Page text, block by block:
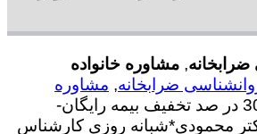
, مشاوره خانواده
ضرابخانه, مشاوره
با30 در صد تخفیف بیمه رایگان-
دکتر محمودی*شبانه روزی کارشناس